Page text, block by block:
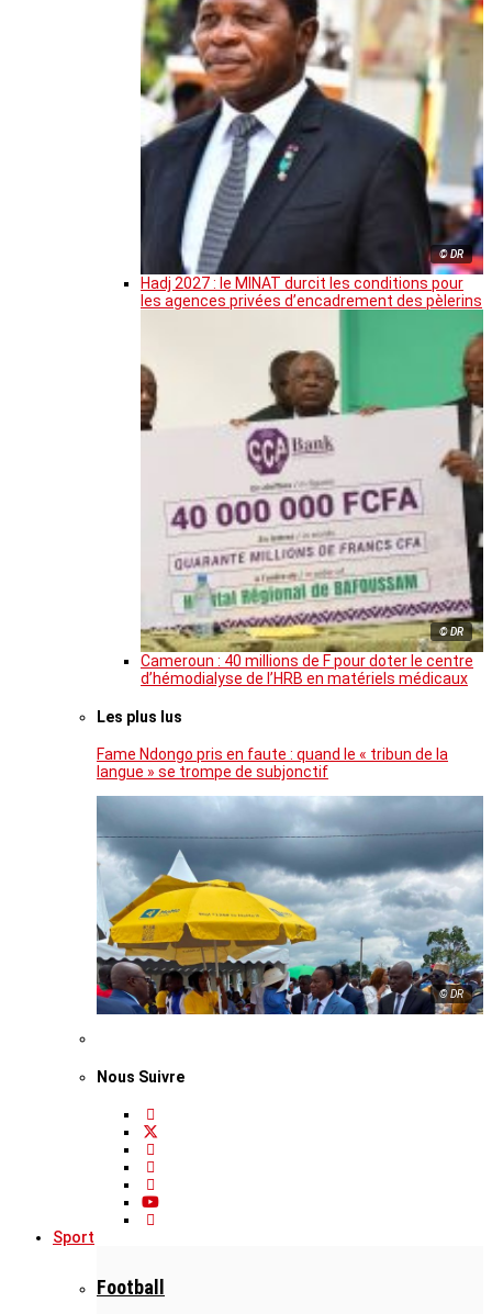
© DR
Hadj 2027 : le MINAT durcit les conditions pour
les agences privées d’encadrement des pèlerins
© DR
Cameroun : 40 millions de F pour doter le centre
d’hémodialyse de l’HRB en matériels médicaux
Les plus lus
Fame Ndongo pris en faute : quand le « tribun de la
langue » se trompe de subjonctif
© DR
Nous Suivre
Sport
Football